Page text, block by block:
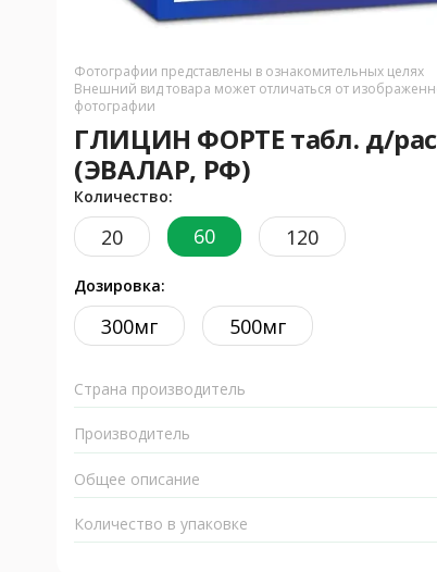
Фотографии представлены в ознакомительных целях
Внешний вид товара может отличаться от
фотографии
ГЛИЦИН ФОРТЕ табл. д/
(ЭВАЛАР, РФ)
Количество:
20 60 120
Дозировка:
300мг 500мг
Страна производитель
Производитель
Общее описание
Количество в упаковке